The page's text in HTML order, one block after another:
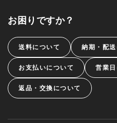
お困りですか？
送料について 納期・配
お支払いについて 営業
返品・交換について